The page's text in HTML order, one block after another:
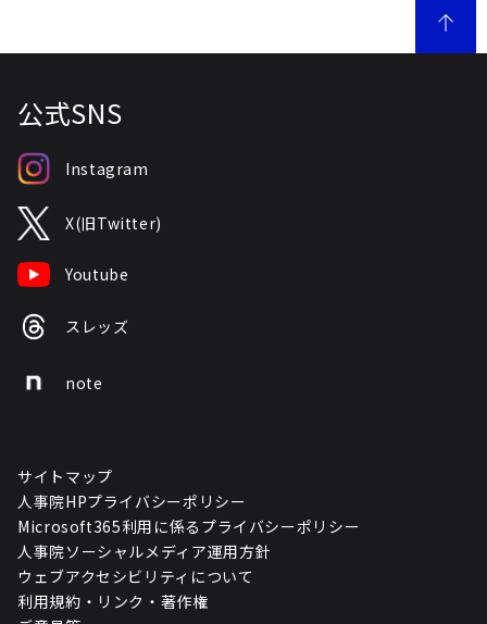
公式SNS
Instagram
X(旧Twitter)
Youtube
スレッズ
note
サイトマップ
人事院HPプライバシーポリシー
Microsoft365利用に係るプライバシーポリシー
人事院ソーシャルメディア運用方針
ウェブアクセシビリティについて
利用規約・リンク・著作権